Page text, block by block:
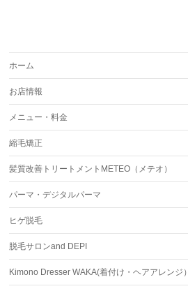
ホーム
お店情報
メニュー・料金
縮毛矯正
髪質改善トリートメントMETEO（メテオ）
パーマ・デジタルパーマ
ヒゲ脱毛
脱毛サロンand DEPI
Kimono Dresser WAKA(着付け・ヘアアレンジ）